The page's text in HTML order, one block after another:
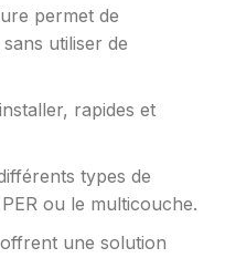
permet de
utiliser de
rapides et
types de
ou le multicouche.
une solution